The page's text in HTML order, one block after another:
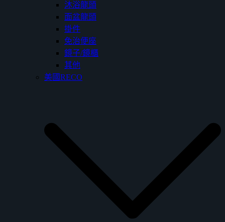
沐浴龍頭
面盆龍頭
掛件
免治便座
鏡子/鏡櫃
其他
美國RECO